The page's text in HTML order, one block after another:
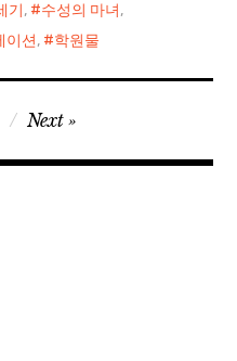
기, 수성의 마녀,
이션, 학원물
Next